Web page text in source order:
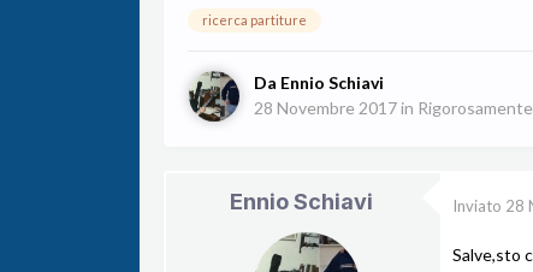
ricerca partiture
Da Ennio Schiavi
28 Novembre 2017in
Ennio Schiavi Inviato 28
Salve,sto